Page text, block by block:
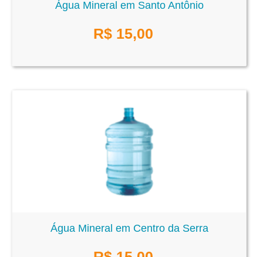
Água Mineral em Santo Antônio
R$ 15,00
Água Mineral em Centro da Serra